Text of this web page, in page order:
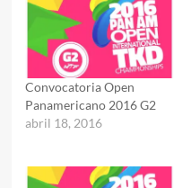
Convocatoria Open
Panamericano 2016 G2
abril 18, 2016